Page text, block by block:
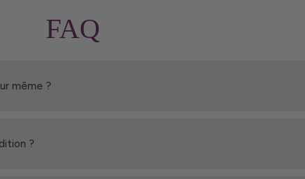
FAQ
même ?
?